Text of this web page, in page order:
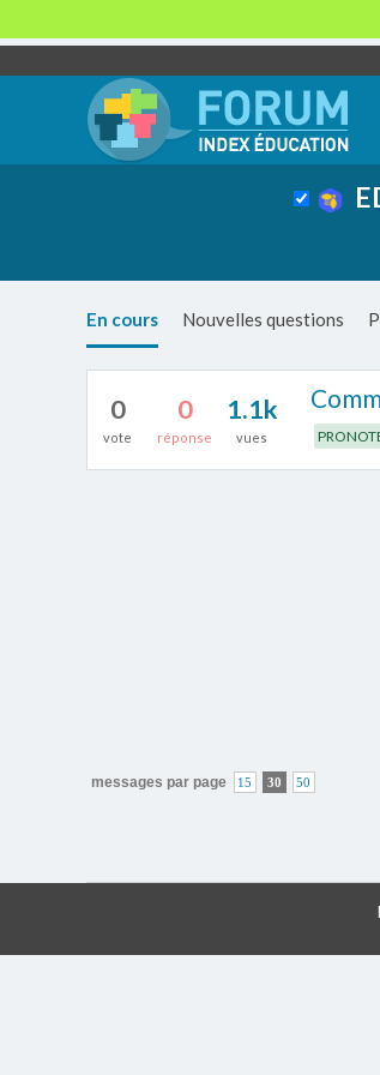
En cours Nouvelles questions
0
vote
0
réponse
1.1k
vues
messages par page 15 30 50